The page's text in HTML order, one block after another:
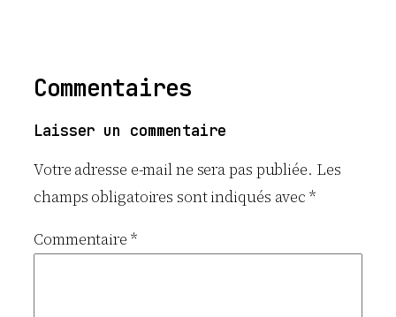
Commentaires
Laisser un commentaire
Votre adresse e-mail ne sera pas publiée. Les
champs obligatoires sont indiqués avec*
Commentaire *